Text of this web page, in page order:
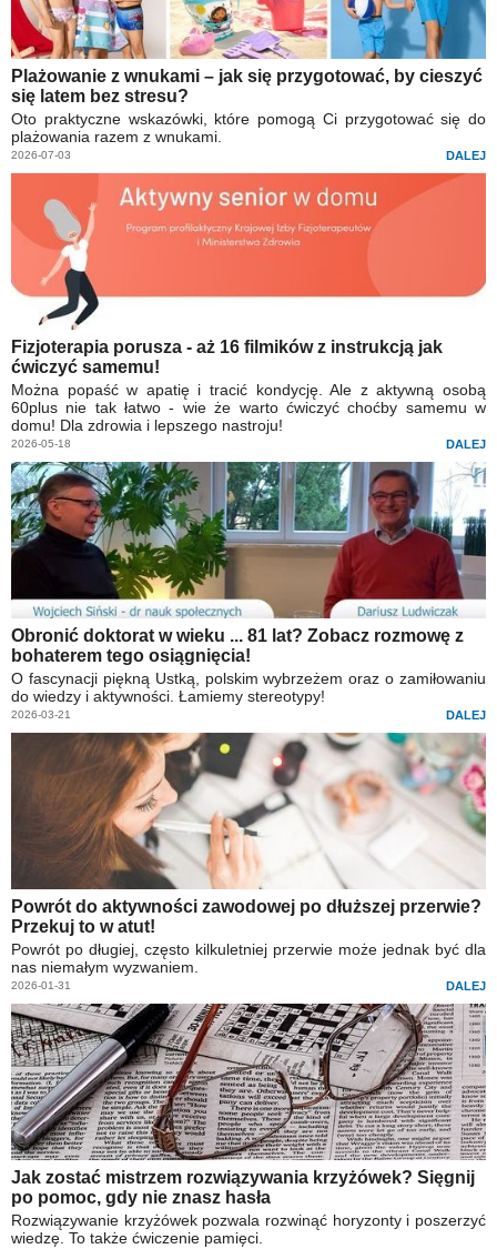
Plażowanie z wnukami – jak się przygotować, by cieszyć
się latem bez stresu?
Oto praktyczne wskazówki, które pomogą Ci przygotować się do
plażowania razem z wnukami.
2026-07-03 DALEJ
Fizjoterapia porusza - aż 16 filmików z instrukcją jak
ćwiczyć samemu!
Można popaść w apatię i tracić kondycję. Ale z aktywną osobą
60plus nie tak łatwo - wie że warto ćwiczyć choćby samemu w
domu! Dla zdrowia i lepszego nastroju!
2026-05-18 DALEJ
Obronić doktorat w wieku ... 81 lat? Zobacz rozmowę z
bohaterem tego osiągnięcia!
O fascynacji piękną Ustką, polskim wybrzeżem oraz o zamiłowaniu
do wiedzy i aktywności. Łamiemy stereotypy!
2026-03-21 DALEJ
Powrót do aktywności zawodowej po dłuższej przerwie?
Przekuj to w atut!
Powrót po długiej, często kilkuletniej przerwie może jednak być dla
nas niemałym wyzwaniem.
2026-01-31 DALEJ
Jak zostać mistrzem rozwiązywania krzyżówek? Sięgnij
po pomoc, gdy nie znasz hasła
Rozwiązywanie krzyżówek pozwala rozwinąć horyzonty i poszerzyć
wiedzę. To także ćwiczenie pamięci.